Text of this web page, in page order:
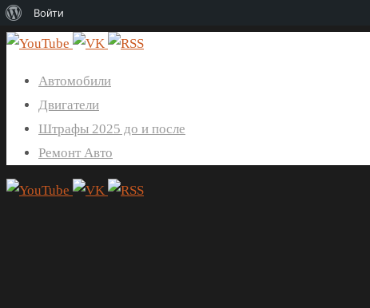
Перейти
содержимому
WordPress
Войти
Автомобили
Двигатели
Штрафы 2025 до и после
Ремонт Авто